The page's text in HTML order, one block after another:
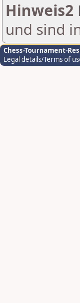
Hinweis2
und sind
Chess-Tournament-
Legal details/Terms of